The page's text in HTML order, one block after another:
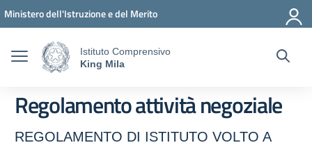
Vai ai contenuti
Vai al menu di navigazione
Vai al footer
Ministero dell'Istruzione e del Merito
Istituto Comprensivo
King Mila
Regolamento attività negoziale
REGOLAMENTO DI ISTITUTO VOLTO A